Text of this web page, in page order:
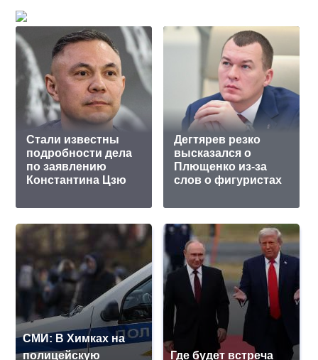
Стали известны
подробности дела
по заявлению
Константина Цзю
Дегтярев резко
высказался о
Плющенко из-за
слов о фигуристах
СМИ: В Химках на
полицейскую
Где будет встреча